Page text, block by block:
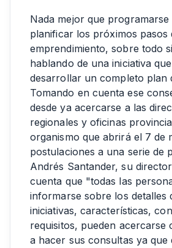
Nada mejor que
planificar los próximos pasos
emprendimiento, sobre todo
hablando de una iniciativa
desarrollar un completo plan
Tomando en cuenta ese
desde ya acercarse a las
regionales y oficinas
organismo que abrirá el 7 de
postulaciones a una serie de
Andrés Santander, su
cuenta que "todas las
informarse sobre los detalles
iniciativas, características,
requisitos, pueden acercarse
a hacer sus consultas ya que